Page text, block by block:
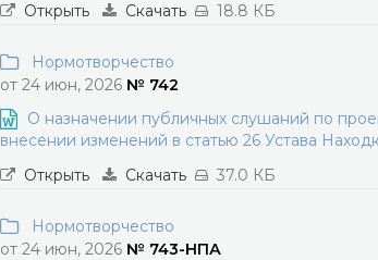
Открыть
Скачать 18.8 КБ
Нормотворчество
от 24 июн, 2026 № 742
О назначении публичных слушаний по
внесении изменений в статью 26 Устава
Открыть
Скачать 37.0 КБ
Нормотворчество
от 24 июн, 2026 № 743-НПА